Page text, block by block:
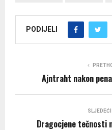
PODIJELI
Ajntraht nakon
Dragocjene tečnosti